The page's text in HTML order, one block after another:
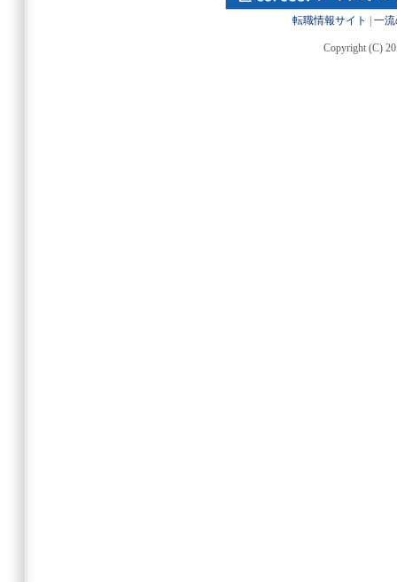
転職情報サイト 一
Copyright (C)